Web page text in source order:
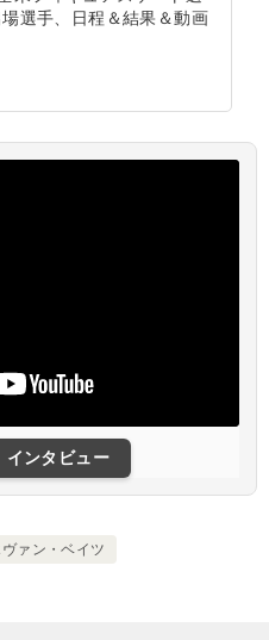
選手、日程＆結果＆動画
インタビュー
ァン・ベイツ